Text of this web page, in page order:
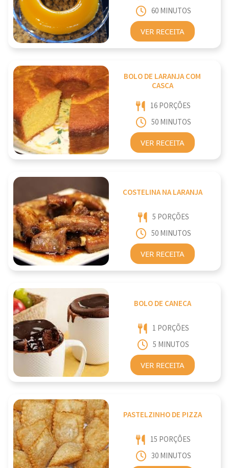
60 MINUTOS
VER RECEITA
BOLO DE LARANJA COM
CASCA
16 PORÇÕES
50 MINUTOS
VER RECEITA
COSTELINA NA LARANJA
5 PORÇÕES
50 MINUTOS
VER RECEITA
BOLO DE CANECA
1 PORÇÕES
5 MINUTOS
VER RECEITA
PASTELZINHO DE PIZZA
15 PORÇÕES
30 MINUTOS